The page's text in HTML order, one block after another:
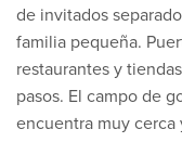
de invitados
familia pequeña.
restaurantes y
pasos. El campo de
encuentra muy cerca